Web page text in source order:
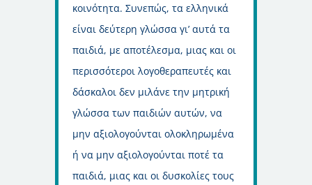
κοινότητα. Συνεπώς, τα ελληνικά
είναι δεύτερη γλώσσα γι’ αυτά τα
παιδιά, με αποτέλεσμα, μιας και οι
περισσότεροι λογοθεραπευτές και
δάσκαλοι δεν μιλάνε την μητρική
γλώσσα των παιδιών αυτών, να
μην αξιολογούνται ολοκληρωμένα
ή να μην αξιολογούνται ποτέ τα
παιδιά, μιας και οι δυσκολίες τους